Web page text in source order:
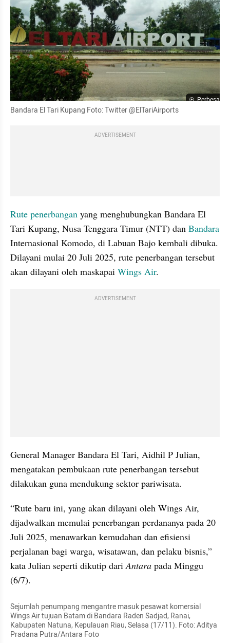
Perbesar
Bandara El Tari Kupang Foto: Twitter @ElTariAirports
ADVERTISEMENT
Rute penerbangan yang menghubungkan Bandara El
Tari Kupang, Nusa Tenggara Timur (NTT) dan Bandara
Internasional Komodo, di Labuan Bajo kembali dibuka.
Dilayani mulai 20 Juli 2025, rute penerbangan tersebut
akan dilayani oleh maskapai Wings Air.
ADVERTISEMENT
General Manager Bandara El Tari, Aidhil P Julian,
mengatakan pembukaan rute penerbangan tersebut
dilakukan guna mendukung sektor pariwisata.
“Rute baru ini, yang akan dilayani oleh Wings Air,
dijadwalkan memulai penerbangan perdananya pada 20
Juli 2025, menawarkan kemudahan dan efisiensi
perjalanan bagi warga, wisatawan, dan pelaku bisnis,”
kata Julian seperti dikutip dari Antara pada Minggu
(6/7).
Sejumlah penumpang mengantre masuk pesawat komersial
Wings Air tujuan Batam di Bandara Raden Sadjad, Ranai,
Kabupaten Natuna, Kepulauan Riau, Selasa (17/11). Foto: Aditya
Pradana Putra/Antara Foto